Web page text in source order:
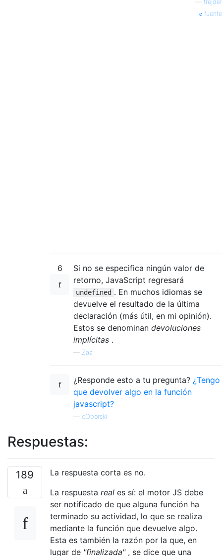
trejder
fuente
6
Si no se especifica ningún valor de
retorno, JavaScript regresará
undefined . En muchos idiomas se
devuelve el resultado de la última
declaración (más útil, en mi opinión).
Estos se denominan devoluciones
implícitas .
— Zaz
¿Responde esto a tu pregunta? ¿Tengo
que devolver algo en la función
javascript?
cOborski
Respuestas:
189
La respuesta corta es no.
La respuesta real es sí: el motor JS debe
ser notificado de que alguna función ha
terminado su actividad, lo que se realiza
mediante la función que devuelve algo.
Esta es también la razón por la que, en
lugar de "finalizada", se dice que una